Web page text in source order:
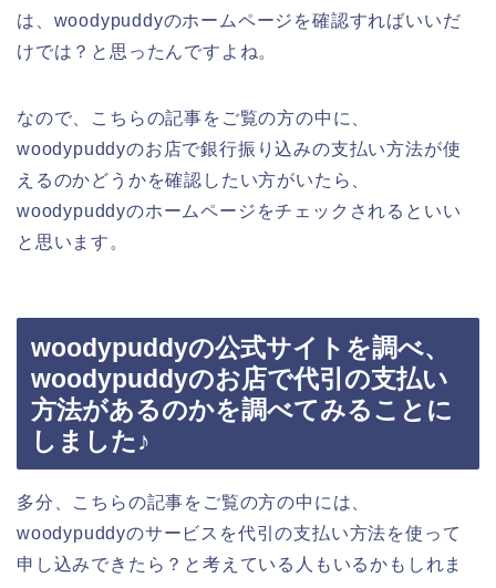
は、woodypuddyのホームページを確認すればいいだ
けでは？と思ったんですよね。
なので、こちらの記事をご覧の方の中に、
woodypuddyのお店で銀行振り込みの支払い方法が使
えるのかどうかを確認したい方がいたら、
woodypuddyのホームページをチェックされるといい
と思います。
woodypuddyの公式サイトを調べ、
woodypuddyのお店で代引の支払い
方法があるのかを調べてみることに
しました♪
多分、こちらの記事をご覧の方の中には、
woodypuddyのサービスを代引の支払い方法を使って
申し込みできたら？と考えている人もいるかもしれま